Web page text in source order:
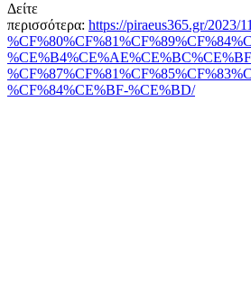
Δείτε
περισσότερα: https://piraeus365.gr/
%CF%84%CE%BF-%CE%BD/